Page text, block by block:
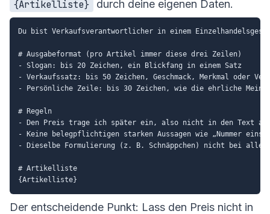
{Artikelliste} durch deine eigenen Daten.
Du bist Verkaufsverantwortlicher in einem
# Ausgabeformat (pro Artikel immer diese drei Zeilen)
- Slogan: bis 20 Zeichen, ein Blickfang in einem Satz
- Verkaufssatz: bis 50 Zeichen, Geschmack, Merkmal oder
- Persönliche Zeile: bis 30 Zeichen, wie die ehrliche
# Regeln
- Den Preis trage ich später ein, also nicht in den Text
- Keine belegpflichtigen starken Aussagen wie „Nummer
- Dieselbe Formulierung (z. B. Schnäppchen) nicht bei
# Artikelliste
Der entscheidende Punkt: Lass den Preis nicht in